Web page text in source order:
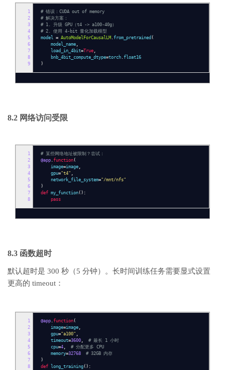
1
2
3
4
5
6
7
8
9
# 错误：CUDA out of memory
# 解决方案：
# 1. 升级 GPU（t4 -> a100-40g）
# 2. 使用 4-bit 量化加载模型
model = AutoModelForCausalLM .from_pretrained (
model_name ,
load_in_4bit=True ,
bnb_4bit_compute_dtype=torch .float16
)
8.2 网络访问受限
1
2
3
4
5
6
7
8
# 某些网络地址被限制？尝试：
@app .function (
image=image ,
gpu="t4" ,
network_file_system="/mnt/nfs"
)
def my_function ():
pass
8.3 函数超时
默认超时是 300 秒（5 分钟）。长时间训练任务需要显式设置
更高的 timeout：
1
2
3
4
5
6
7
8
@app .function (
image=image ,
gpu="a100" ,
timeout=3600 ,
# 最长 1 小时
cpu=4 ,
# 分配更多 CPU
memory=32768
# 32GB 内存
)
def long_training ():